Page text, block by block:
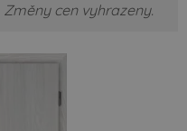
Změny cen vyhrazeny.